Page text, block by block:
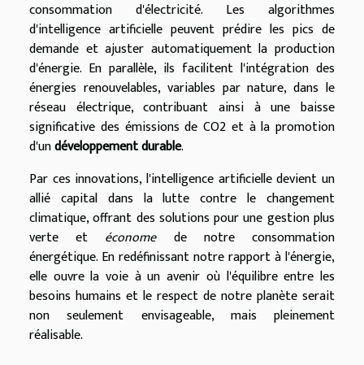
consommation d'électricité. Les algorithmes
d'intelligence artificielle peuvent prédire les pics de
demande et ajuster automatiquement la production
d'énergie. En parallèle, ils facilitent l'intégration des
énergies renouvelables, variables par nature, dans le
réseau électrique, contribuant ainsi à une baisse
significative des émissions de CO2 et à la promotion
d'undéveloppement durable.
Par ces innovations, l'intelligence artificielle devient un
allié capital dans la lutte contre le changement
climatique, offrant des solutions pour une gestion plus
verte et économede notre consommation
énergétique. En redéfinissant notre rapport à l'énergie,
elle ouvre la voie à un avenir où l'équilibre entre les
besoins humains et le respect de notre planète serait
non seulement envisageable, mais pleinement
réalisable.